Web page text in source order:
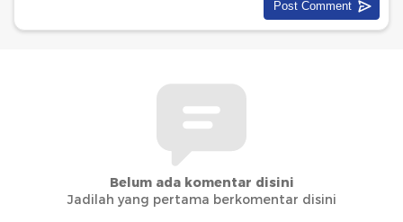
Belum ada komentar disini
Jadilah yang pertama berkomentar disini